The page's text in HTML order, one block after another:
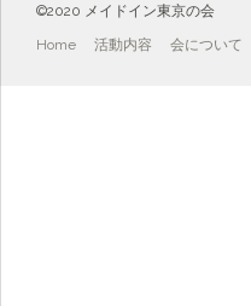
©️2020 メイドイン東京の会
Home 活動内容 会について